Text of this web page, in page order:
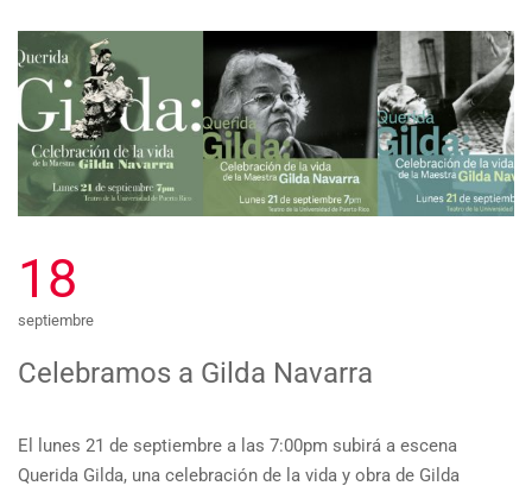
18
septiembre
Celebramos a Gilda Navarra
El lunes 21 de septiembre a las 7:00pm subirá a escena
Querida Gilda, una celebración de la vida y obra de Gilda